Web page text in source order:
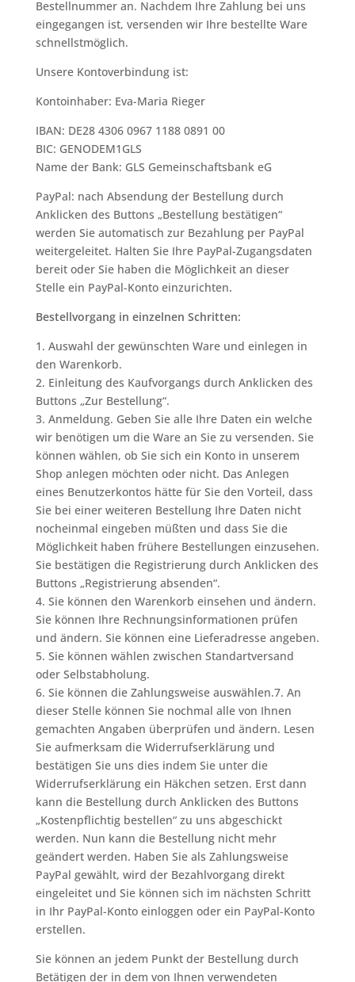
Bestellnummer an. Nachdem Ihre Zahlung bei uns
eingegangen ist, versenden wir Ihre bestellte Ware
schnellstmöglich.
Unsere Kontoverbindung ist:
Kontoinhaber: Eva-Maria Rieger
IBAN: DE28 4306 0967 1188 0891 00
BIC: GENODEM1GLS
Name der Bank: GLS Gemeinschaftsbank eG
PayPal: nach Absendung der Bestellung durch
Anklicken des Buttons „Bestellung bestätigen“
werden Sie automatisch zur Bezahlung per PayPal
weitergeleitet. Halten Sie Ihre PayPal-Zugangsdaten
bereit oder Sie haben die Möglichkeit an dieser
Stelle ein PayPal-Konto einzurichten.
Bestellvorgang in einzelnen Schritten:
1. Auswahl der gewünschten Ware und einlegen in
den Warenkorb.
2. Einleitung des Kaufvorgangs durch Anklicken des
Buttons „Zur Bestellung“.
3. Anmeldung. Geben Sie alle Ihre Daten ein welche
wir benötigen um die Ware an Sie zu versenden. Sie
können wählen, ob Sie sich ein Konto in unserem
Shop anlegen möchten oder nicht. Das Anlegen
eines Benutzerkontos hätte für Sie den Vorteil, dass
Sie bei einer weiteren Bestellung Ihre Daten nicht
nocheinmal eingeben müßten und dass Sie die
Möglichkeit haben frühere Bestellungen einzusehen.
Sie bestätigen die Registrierung durch Anklicken des
Buttons „Registrierung absenden“.
4. Sie können den Warenkorb einsehen und ändern.
Sie können Ihre Rechnungsinformationen prüfen
und ändern. Sie können eine Lieferadresse angeben.
5. Sie können wählen zwischen Standartversand
oder Selbstabholung.
6. Sie können die Zahlungsweise auswählen.7. An
dieser Stelle können Sie nochmal alle von Ihnen
gemachten Angaben überprüfen und ändern. Lesen
Sie aufmerksam die Widerrufserklärung und
bestätigen Sie uns dies indem Sie unter die
Widerrufserklärung ein Häkchen setzen. Erst dann
kann die Bestellung durch Anklicken des Buttons
„Kostenpflichtig bestellen“ zu uns abgeschickt
werden. Nun kann die Bestellung nicht mehr
geändert werden. Haben Sie als Zahlungsweise
PayPal gewählt, wird der Bezahlvorgang direkt
eingeleitet und Sie können sich im nächsten Schritt
in Ihr PayPal-Konto einloggen oder ein PayPal-Konto
erstellen.
Sie können an jedem Punkt der Bestellung durch
Betätigen der in dem von Ihnen verwendeten